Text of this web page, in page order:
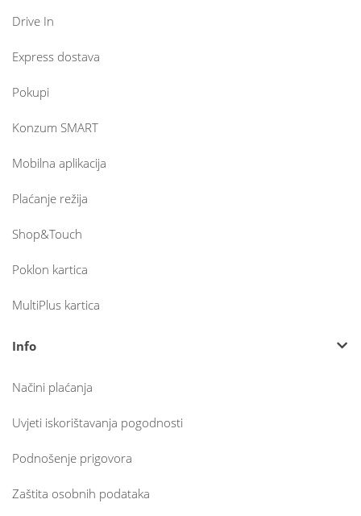
Drive In
Express dostava
Pokupi
Konzum SMART
Mobilna aplikacija
Plaćanje režija
Shop&Touch
Poklon kartica
MultiPlus kartica
Info
Načini plaćanja
Uvjeti iskorištavanja pogodnosti
Podnošenje prigovora
Zaštita osobnih podataka